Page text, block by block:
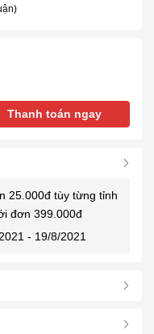
Thanh toán ngay
25.000đ tùy từng tỉnh
đơn 399.000đ
- 19/8/2021